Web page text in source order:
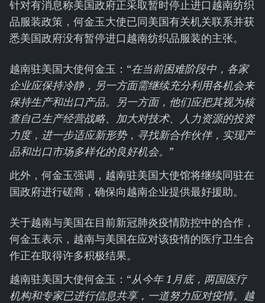
针对有消息称美国政府正采取暂时停止进口越南纺织
品服装政策，何金玉大使已同美国有关机关联系并获
悉美国政府没有暂停进口越南纺织品服装的主张。
越南驻美国大使何金玉：“在当前困难阶段中，各家
企业应保持冷静，另一方面需继续充分利用各机会来
保持生产和出口产品。另一方面，他们应把其视为核
查自己生产经营战略、加大对技术、人力资源的投资
力度，进一步适应新形势，寻找新合作伙伴，实现产
品和出口市场多样化的良好机会。 ”
此外，何金玉强调，越南驻美国大使馆将继续同驻在
国政府进行磋商，确保向越南企业提供最好援助。
关于越南与美国在目前新冠肺炎疫情防控中的合作，
何金玉表示，越南与美国在应对该疫情的医疗卫生合
作正在取得许多积极结果。
越南驻美国大使何金玉：“从今年1 月底，两国医疗
机构和专家已进行信息共享，一道努力应对疫情。越